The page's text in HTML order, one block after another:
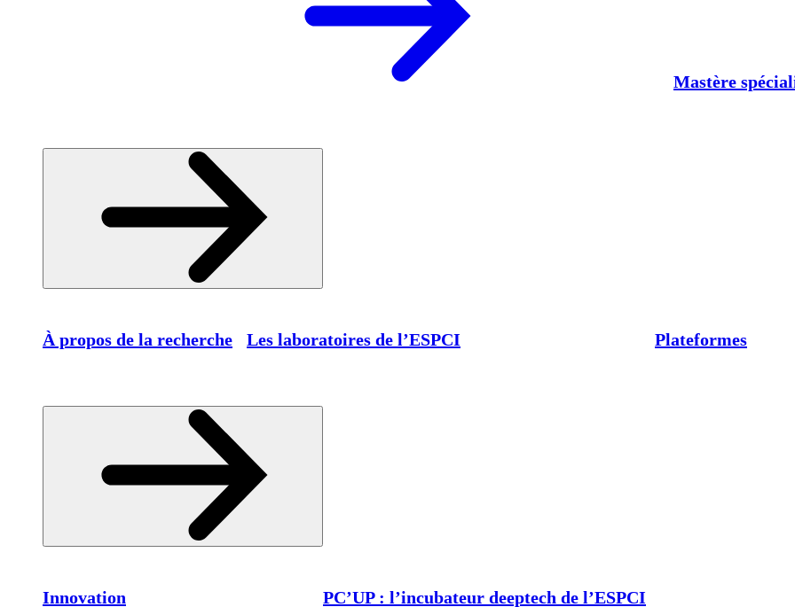
Mastère
À propos de la recherche Les laboratoires de l’ESPCI Plateformes
Innovation PC’UP : l’incubateur deeptech de l’ESPCI